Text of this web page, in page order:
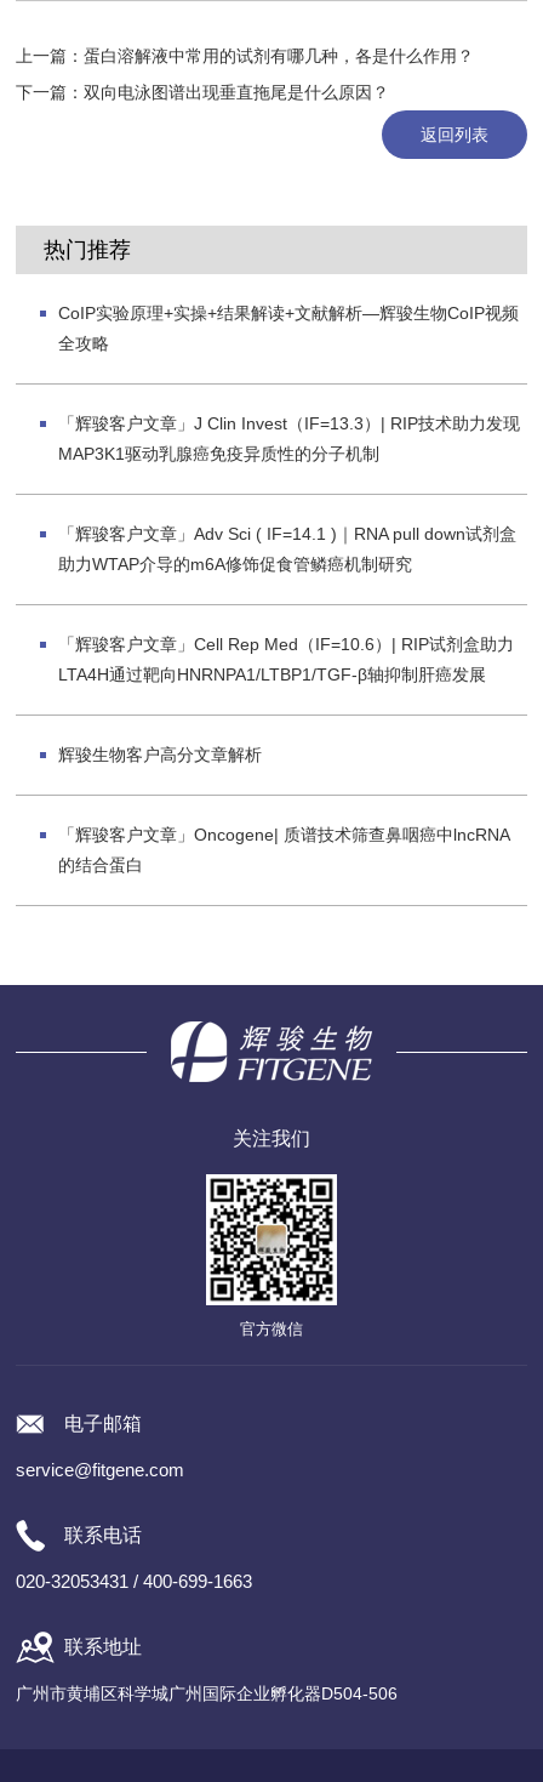
上一篇：蛋白溶解液中常用的试剂有哪几种，各是什么作用？
下一篇：双向电泳图谱出现垂直拖尾是什么原因？
返回列表
热门推荐
CoIP实验原理+实操+结果解读+文献解析—辉骏生物CoIP视频
全攻略
「辉骏客户文章」J Clin Invest（IF=13.3）| RIP技术助力发现
MAP3K1驱动乳腺癌免疫异质性的分子机制
「辉骏客户文章」Adv Sci ( IF=14.1 )｜RNA pull down试剂盒
助力WTAP介导的m6A修饰促食管鳞癌机制研究
「辉骏客户文章」Cell Rep Med（IF=10.6）| RIP试剂盒助力
LTA4H通过靶向HNRNPA1/LTBP1/TGF-β轴抑制肝癌发展
辉骏生物客户高分文章解析
「辉骏客户文章」Oncogene| 质谱技术筛查鼻咽癌中lncRNA
的结合蛋白
关注我们
官方微信
电子邮箱
service@fitgene.com
联系电话
020-32053431 / 400-699-1663
联系地址
广州市黄埔区科学城广州国际企业孵化器D504-506